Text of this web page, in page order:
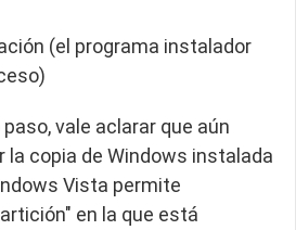
(el programa instalador
vale aclarar que aún
la copia de Windows instalada
Vista permite
en la que está